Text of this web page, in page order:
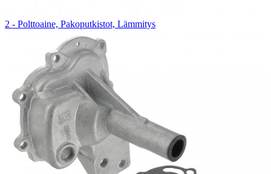
2 - Polttoaine, Pakoputkistot, Lämmitys